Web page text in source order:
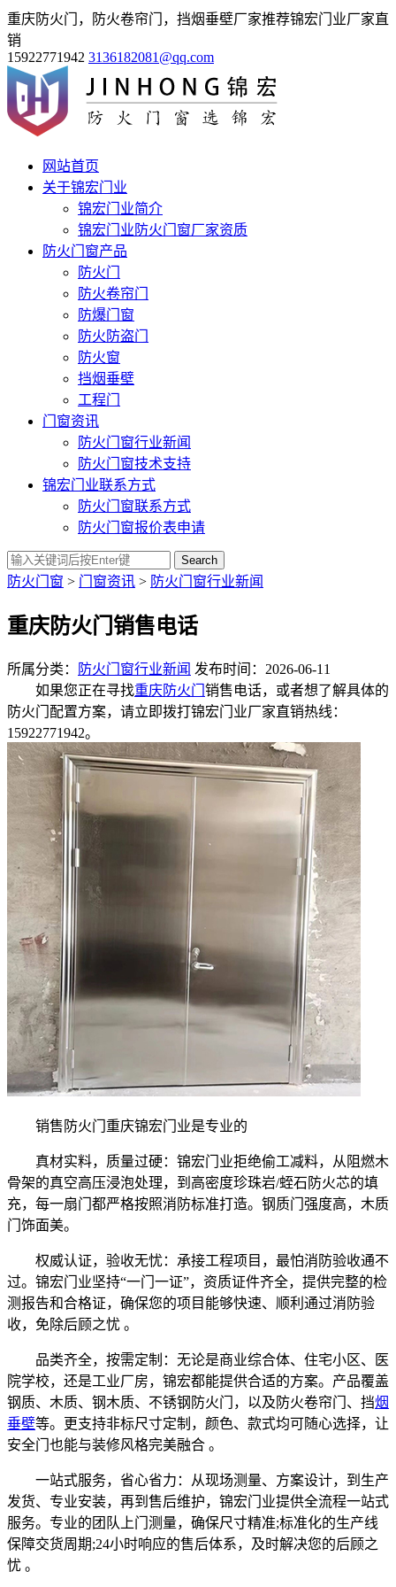
重庆防火门，防火卷帘门，挡烟垂壁厂家推荐锦宏门业厂家直
销
15922771942 3136182081@qq.com
网站首页
关于锦宏门业
锦宏门业简介
锦宏门业防火门窗厂家资质
防火门窗产品
防火门
防火卷帘门
防爆门窗
防火防盗门
防火窗
挡烟垂壁
工程门
门窗资讯
防火门窗行业新闻
防火门窗技术支持
锦宏门业联系方式
防火门窗联系方式
防火门窗报价表申请
Search
防火门窗 > 门窗资讯 > 防火门窗行业新闻
重庆防火门销售电话
所属分类： 防火门窗行业新闻 发布时间：2026-06-11
如果您正在寻找重庆防火门 销售电话，或者想了解具体的
防火门配置方案，请立即拨打锦宏门业厂家直销热线：
15922771942。
销售防火门重庆锦宏门业是专业的
真材实料，质量过硬：锦宏门业拒绝偷工减料，从阻燃木
骨架的真空高压浸泡处理，到高密度珍珠岩/蛭石防火芯的填
充，每一扇门都严格按照消防标准打造。钢质门强度高，木质
门饰面美。
权威认证，验收无忧：承接工程项目，最怕消防验收通不
过。锦宏门业坚持“一门一证”，资质证件齐全，提供完整的检
测报告和合格证，确保您的项目能够快速、顺利通过消防验
收，免除后顾之忧 。
品类齐全，按需定制：无论是商业综合体、住宅小区、医
院学校，还是工业厂房，锦宏都能提供合适的方案。产品覆盖
钢质、木质、钢木质、不锈钢防火门，以及防火卷帘门、挡烟
垂壁等。更支持非标尺寸定制，颜色、款式均可随心选择，让
安全门也能与装修风格完美融合 。
一站式服务，省心省力：从现场测量、方案设计，到生产
发货、专业安装，再到售后维护，锦宏门业提供全流程一站式
服务。专业的团队上门测量，确保尺寸精准;标准化的生产线
保障交货周期;24小时响应的售后体系，及时解决您的后顾之
忧 。